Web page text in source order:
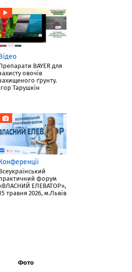
BAYER для
овочів
ґрунту.
Тарушкін
форум
ЕЛЕВАТОР»,
травня 2026, м.Львів
Фото